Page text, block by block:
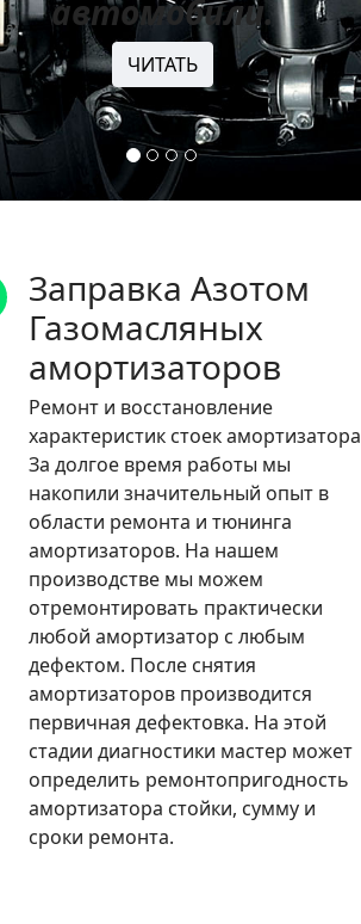
автомобили.
ЧИТАТЬ
Заправка Азотом
Газомасляных
амортизаторов
Ремонт и восстановление
характеристик стоек амортизатора
За долгое время работы мы
накопили значительный опыт в
области ремонта и тюнинга
амортизаторов. На нашем
производстве мы можем
отремонтировать практически
любой амортизатор с любым
дефектом. После снятия
амортизаторов производится
первичная дефектовка. На этой
стадии диагностики мастер может
определить ремонтопригодность
амортизатора стойки, сумму и
сроки ремонта.